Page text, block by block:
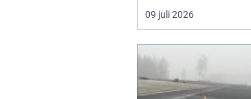
används när tungt eller
skrymmande material
säkert och
Genom att hyra en
09 juli 2026